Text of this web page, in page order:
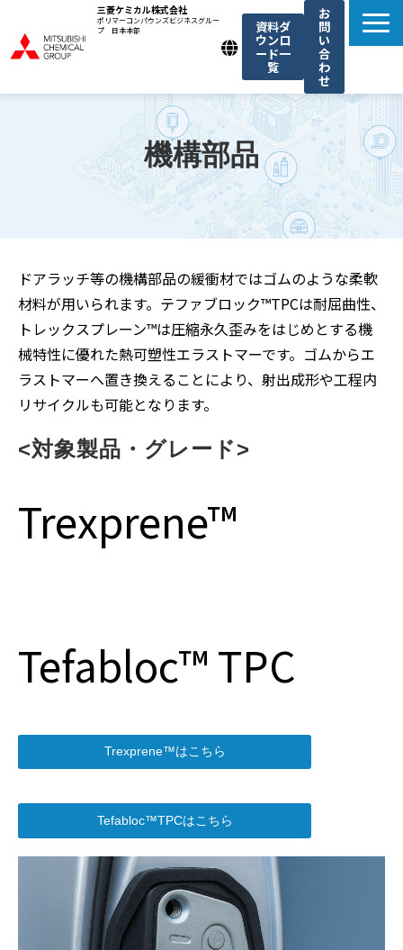
三菱ケミカル株式会社
ポリマーコンパウンズビジネスグルー
プ 日本本部
資料ダ
ウンロ
ード一
覧
お
問
い
合
わ
せ
製品一覧
我々の強み
用途例一覧
機能・トレンド記事一覧
お知らせ
機構部品
ドアラッチ等の機構部品の緩衝材ではゴムのような柔軟
材料が用いられます。テファブロック™TPCは耐屈曲性、
トレックスプレーン™は圧縮永久歪みをはじめとする機
械特性に優れた熱可塑性エラストマーです。ゴムからエ
ラストマーへ置き換えることにより、射出成形や工程内
リサイクルも可能となります。
<対象製品・グレード>
Trexprene™
Tefabloc™ TPC
Trexprene™はこちら
Tefabloc™TPCはこちら